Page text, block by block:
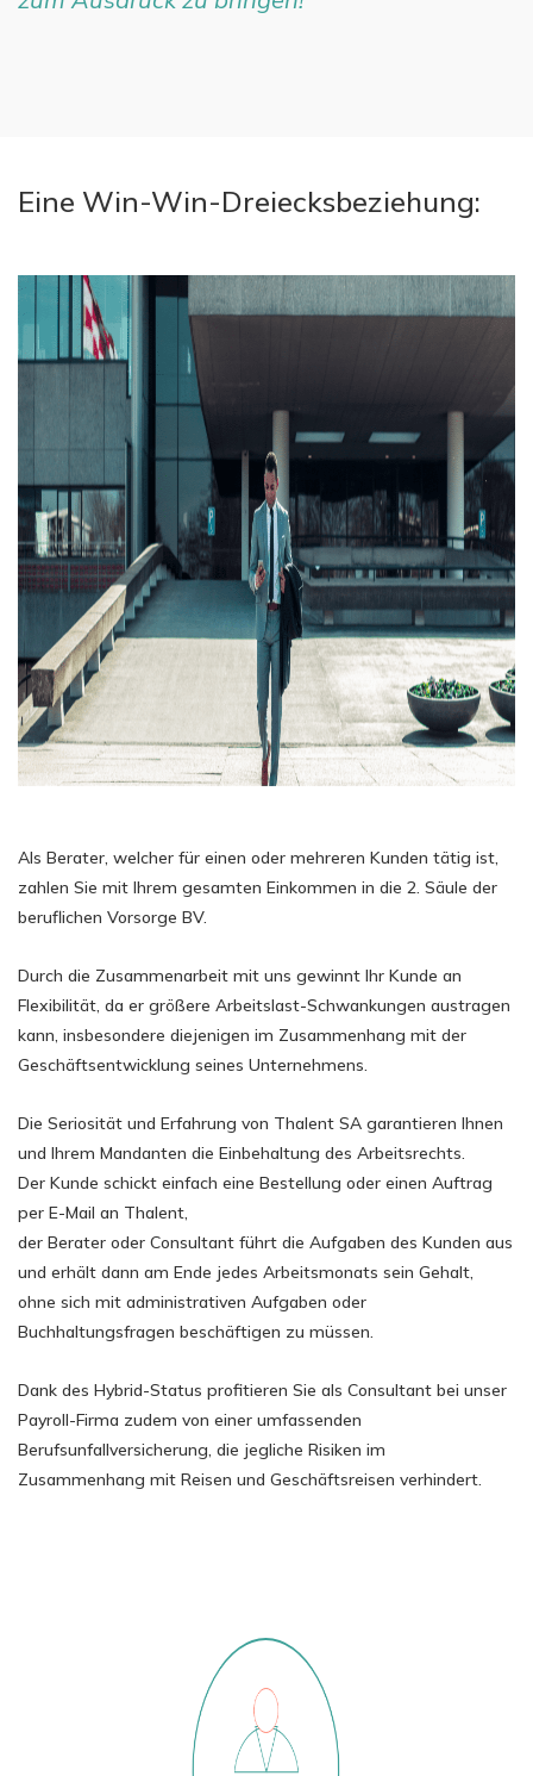
Eine Win-Win-Dreiecksbeziehung:
Als Berater, welcher für einen oder mehreren Kunden tätig ist,
zahlen Sie mit Ihrem gesamten Einkommen in die 2. Säule der
beruflichen Vorsorge BV.
Durch die Zusammenarbeit mit uns gewinnt Ihr Kunde an
Flexibilität, da er größere Arbeitslast-Schwankungen austragen
kann, insbesondere diejenigen im Zusammenhang mit der
Geschäftsentwicklung seines Unternehmens.
Die Seriosität und Erfahrung von Thalent SA garantieren Ihnen
und Ihrem Mandanten die Einbehaltung des Arbeitsrechts.
Der Kunde schickt einfach eine Bestellung oder einen Auftrag
per E-Mail an Thalent,
der Berater oder Consultant führt die Aufgaben des Kunden aus
und erhält dann am Ende jedes Arbeitsmonats sein Gehalt,
ohne sich mit administrativen Aufgaben oder
Buchhaltungsfragen beschäftigen zu müssen.
Dank des Hybrid-Status profitieren Sie als Consultant bei unser
Payroll-Firma zudem von einer umfassenden
Berufsunfallversicherung, die jegliche Risiken im
Zusammenhang mit Reisen und Geschäftsreisen verhindert.